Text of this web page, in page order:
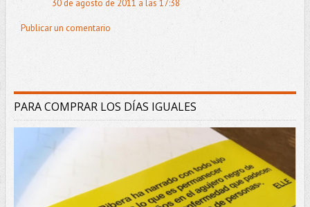
30 de agosto de 2011 a las 17:38
Publicar un comentario
PARA COMPRAR LOS DÍAS IGUALES